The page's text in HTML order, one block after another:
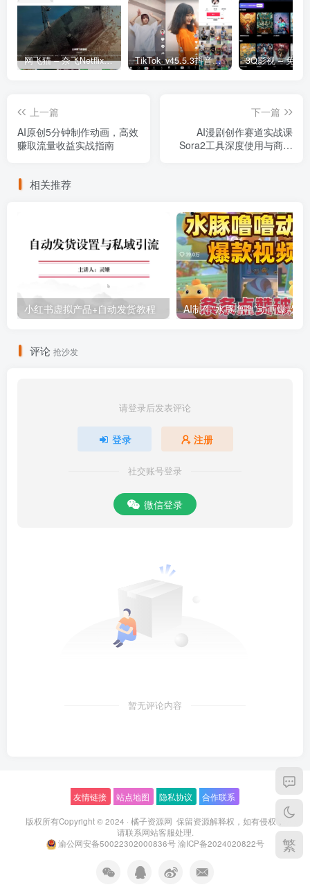
网飞猫 – 奈飞Netflix免费看 TikTok_v45.5.3抖音国际版_免拔卡解锁全球版
上一篇
AI原创5分钟制作动画，高效
赚取流量收益实战指南
下一篇
AI漫剧创作赛道实战课
Sora2工具深度使用与商业
相关推荐
小红书虚拟产品+自动发货教程
评论 抢沙发
请登录后发表评论
登录 注册
社交账号登录
微信登录
暂无评论内容
友情链接 站点地图 隐私协议 合作联系
版权所有Copyright © 2024 · 橘子资源网 保留资源解释权，如有侵权，
请联系网站客服处理.
渝公网安备50022302000836号 渝ICP备2024020822号 繁